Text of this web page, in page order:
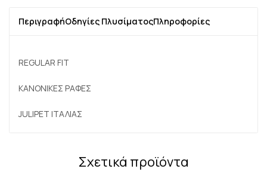
ΠεριγραφήΟδηγίες ΠλυσίματοςΠληροφορίες
REGULAR FIT
ΚΑΝΟΝΙΚΕΣ ΡΑΦΕΣ
JULIPET ΙΤΑΛΙΑΣ
Σχετικά προϊόντα